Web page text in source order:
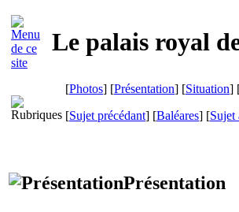
Le palais royal
[Photos] [Présentation] [Situation]
[Sujet précédant] [Baléares] [Sujet
Présentation